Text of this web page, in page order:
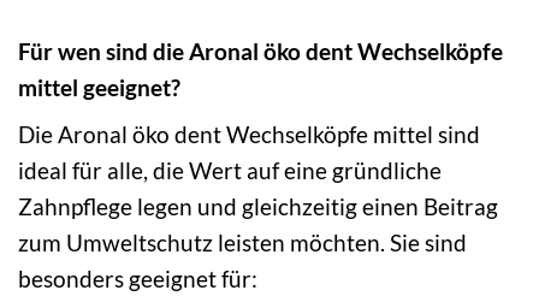
Für wen sind die Aronal öko dent Wechselköpfe
mittel geeignet?
Die Aronal öko dent Wechselköpfe mittel sind
ideal für alle, die Wert auf eine gründliche
Zahnpflege legen und gleichzeitig einen Beitrag
zum Umweltschutz leisten möchten. Sie sind
besonders geeignet für: